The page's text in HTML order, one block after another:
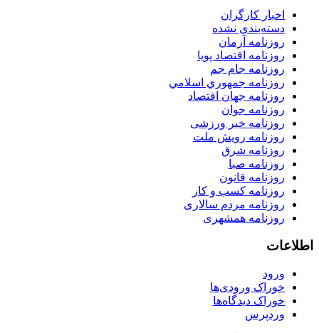
اخبار کارگران
دسته‌بندی نشده
روزنامه آرمان
روزنامه اقتصاد پویا
روزنامه جام جم
روزنامه جمهوري اسلامي
روزنامه جهان اقتصاد
روزنامه جوان
روزنامه خبر ورزشى
روزنامه رویش ملت
روزنامه شرق
روزنامه صبا
روزنامه قانون
روزنامه كسب و كار
روزنامه مردم سالاری
روزنامه همشهری
اطلاعات
ورود
خوراک ورودی‌ها
خوراک دیدگاه‌ها
وردپرس